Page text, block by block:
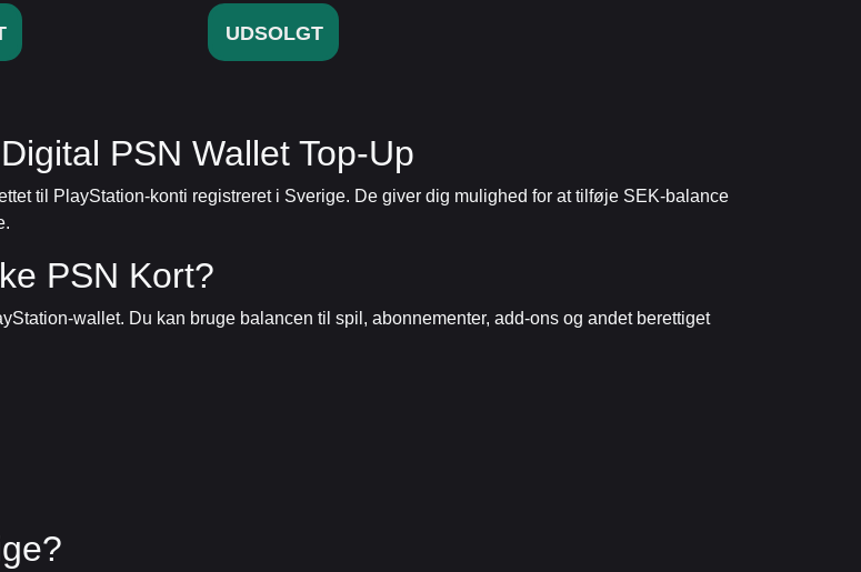
UDSOLGT
PSN Wallet Top-Up
til PlayStation-konti registreret i Sverige. De giver dig mulighed for at tilføje SEK-balance
PSN Kort?
wallet. Du kan bruge balancen til spil, abonnementer, add-ons og andet berettiget